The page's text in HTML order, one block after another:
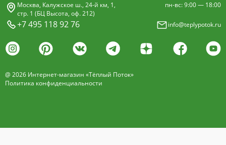
анодированный алюминий четырёх цветов -
золото, бронза, чёрный, серебро (без доплат)
дерево – дуб натуральный
нержавеющая сталь
Москва, Калужское ш., 24-й км, 1,
стр. 1 (БЦ Высота, оф. 212)
+7 495 118 92 76
пн-вс: 9:00 — 18:00
info@teplypotok.ru
@ 2026 Интернет-магазин «Тёплый Поток»
Политика конфиденциальности